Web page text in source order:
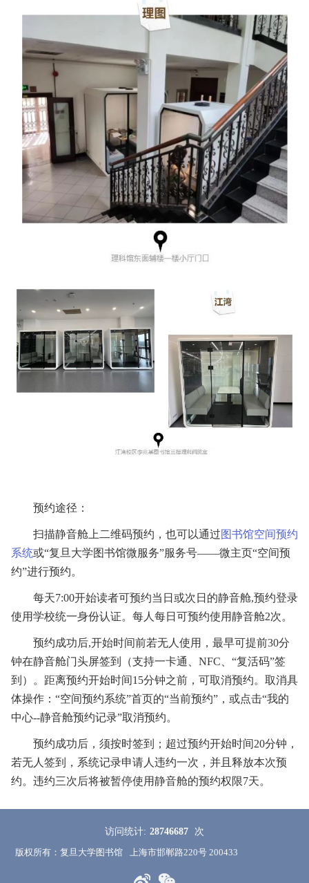
预约途径：
扫描静音舱上二维码预约，也可以通过图书馆空间预约
系统或“复旦大学图书馆微服务”服务号——微主页“空间预
约”进行预约。
每天7:00开始读者可预约当日或次日的静音舱,预约登录
使用学校统一身份认证。每人每日可预约使用静音舱2次。
预约成功后,开始时间前若无人使用，最早可提前30分
钟在静音舱门头屏签到（支持一卡通、NFC、“复活码”签
到）。距离预约开始时间15分钟之前，可取消预约。取消具
体操作：“空间预约系统”首页的“当前预约”，或点击“我的
中心--静音舱预约记录”取消预约。
预约成功后， 须按时签到；超过预约开始时间20分钟，
若无人签到，系统记录申请人违约一次，并且释放本次预
约。违约三次后将被暂停使用静音舱的预约权限7天。
访问统计: 28746687
次
版权所有：复旦大学图书馆
上海市邯郸路220号 200433